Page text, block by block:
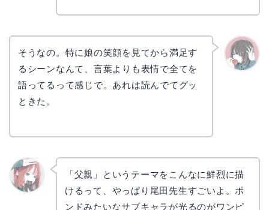
そうなの。特に娘の笑顔を見てから満足す
るシーンなんて、言葉よりも表情で全てを
語ってるって感じで。あれは読んでてグッ
ときた。
「父親」というテーマをこんなに鮮烈に描
けるって、やっぱり尾田先生すごいよ。ポ
ンドみたいなサブキャラが光るのがワンピ